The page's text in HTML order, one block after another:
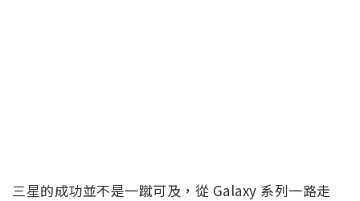
三星的成功並不是一蹴可及，從 Galaxy 系列一路走